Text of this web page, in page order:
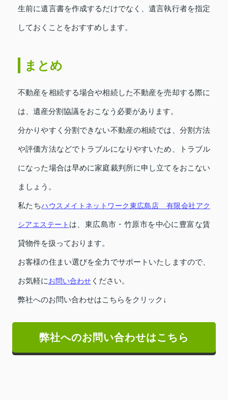
生前に遺言書を作成するだけでなく、遺言執行者を指定
しておくことをおすすめします。
まとめ
不動産を相続する場合や相続した不動産を売却する際に
は、遺産分割協議をおこなう必要があります。
分かりやすく分割できない不動産の相続では、分割方法
や評価方法などでトラブルになりやすいため、トラブル
になった場合は早めに家庭裁判所に申し立てをおこない
ましょう。
私たちハウスメイトネットワーク東広島店 有限会社アク
シアエステート は、東広島市・竹原市を中心に豊富な賃
貸物件を扱っております。
お客様の住まい選びを全力でサポートいたしますので、
お気軽にお問い合わせ ください。
弊社へのお問い合わせはこちらをクリック↓
弊社へのお問い合わせはこちら